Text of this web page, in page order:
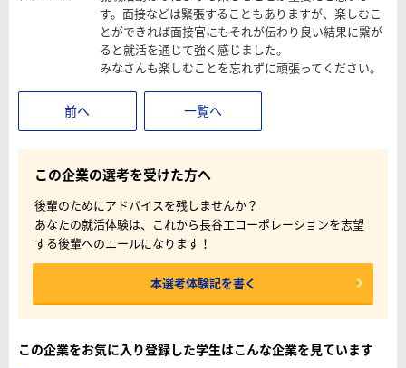
す。面接などは緊張することもありますが、楽しむこ
とができれば面接官にもそれが伝わり良い結果に繋が
ると就活を通じて強く感じました。
みなさんも楽しむことを忘れずに頑張ってください。
前へ 一覧へ
この企業の選考を受けた方へ
後輩のためにアドバイスを残しませんか？
あなたの就活体験は、これから長谷工コーポレーションを志望
する後輩へのエールになります！
本選考体験記を書く
この企業をお気に入り登録した学生はこんな企業を見ています